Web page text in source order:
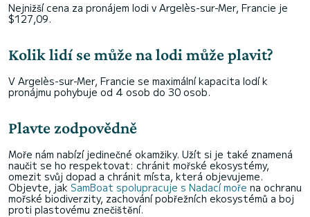
Nejnižší cena za pronájem lodi v Argelès-sur-Mer, Francie je
$127,09.
Kolik lidí se může na lodi může plavit?
V Argelès-sur-Mer, Francie se maximální kapacita lodí k
pronájmu pohybuje od 4 osob do 30 osob.
Plavte zodpovědně
Moře nám nabízí jedinečné okamžiky. Užít si je také znamená
naučit se ho respektovat: chránit mořské ekosystémy,
omezit svůj dopad a chránit místa, která objevujeme.
Objevte, jak SamBoat spolupracuje s Nadací moře na ochranu
mořské biodiverzity, zachování pobřežních ekosystémů a boj
proti plastovému znečištění.